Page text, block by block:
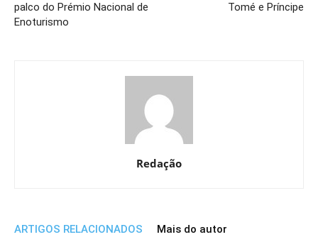
palco do Prémio Nacional de
Enoturismo
Tomé e Príncipe
Redação
ARTIGOS RELACIONADOS Mais do autor